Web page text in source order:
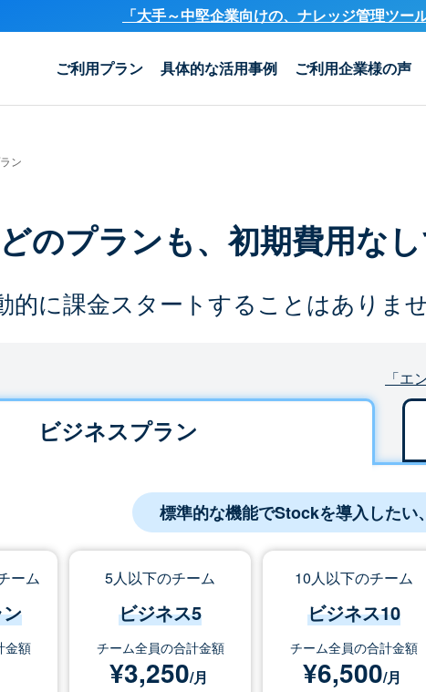
「大手～中堅企業向けの、ナレッジ管理ツー
ご利用プラン 具体的な活用事例 ご利用企業様の声
ン
どのプランも、初期費用な
的に課金スタートすることはありま
「エ
ビジネスプラン
標準的な機能でStockを導入したい
ーム
金額
5人以下のチーム
ビジネス5
チーム全員の合計金額
¥3,250/月
10人以下のチーム
ビジネス10
チーム全員の合計金額
¥6,500/月